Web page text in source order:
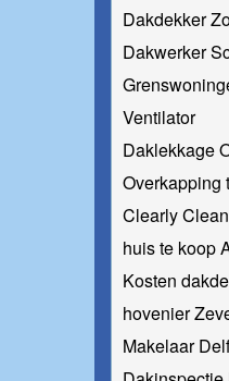
Dakdekker
Dakwerker
Ventilator
Daklekkage
Overkapping
Clearly
huis te koop
Kosten
hovenier
Makelaar